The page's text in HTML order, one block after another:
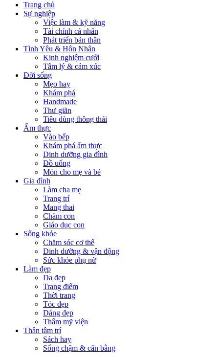
Trang chủ
Sự nghiệp
Việc làm & kỹ năng
Tài chính cá nhân
Phát triển bản thân
Tình Yêu & Hôn Nhân
Kinh nghiệm cưới
Tâm lý & cảm xúc
Đời sống
Mẹo hay
Khám phá
Handmade
Thư giãn
Tiêu dùng thông thái
Ẩm thực
Vào bếp
Khám phá ẩm thực
Dinh dưỡng gia đình
Đồ uống
Món cho mẹ và bé
Gia đình
Làm cha mẹ
Trang trí
Mang thai
Chăm con
Giáo dục con
Sống khỏe
Chăm sóc cơ thể
Dinh dưỡng & vận động
Sức khỏe phụ nữ
Làm đẹp
Da đẹp
Trang điểm
Thời trang
Tóc đẹp
Dáng đẹp
Thẩm mỹ viện
Thân tâm trí
Sách hay
Sống chậm & cân bằng